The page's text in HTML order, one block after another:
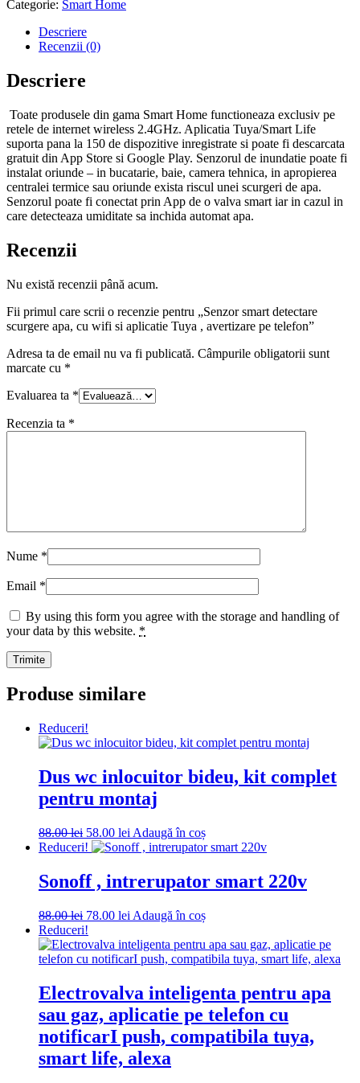
Categorie: Smart Home
Descriere
Recenzii (0)
Descriere
Toate produsele din gama Smart Home functioneaza exclusiv pe
retele de internet wireless 2.4GHz. Aplicatia Tuya/Smart Life
suporta pana la 150 de dispozitive inregistrate si poate fi descarcata
gratuit din App Store si Google Play. Senzorul de inundatie poate fi
instalat oriunde – in bucatarie, baie, camera tehnica, in apropierea
centralei termice sau oriunde exista riscul unei scurgeri de apa.
Senzorul poate fi conectat prin App de o valva smart iar in cazul in
care detecteaza umiditate sa inchida automat apa.
Recenzii
Nu există recenzii până acum.
Fii primul care scrii o recenzie pentru „Senzor smart detectare
scurgere apa, cu wifi si aplicatie Tuya , avertizare pe telefon”
Adresa ta de email nu va fi publicată. Câmpurile obligatorii sunt
marcate cu *
Evaluarea ta *
Recenzia ta *
Nume *
Email *
By using this form you agree with the storage and handling of
your data by this website. *
Produse similare
Reduceri!
Dus wc inlocuitor bideu, kit complet
pentru montaj
88.00lei Prețul
inițial
fost:
88.00 lei.
58.00 lei Prețul
curent
Adaugă în coș
Reduceri!
Sonoff , intrerupator smart 220v
88.00lei Prețul
inițial
a
fost:
78.00 lei Prețul
este:
78.00 lei.
Adaugă în coș
Reduceri!
Electrovalva inteligenta pentru apa
sau gaz, aplicatie pe telefon cu
notificarI push, compatibila tuya,
smart life, alexa